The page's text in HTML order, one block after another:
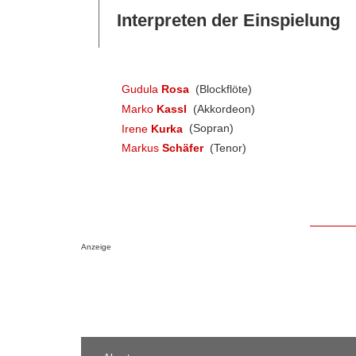
Interpreten der Einspielung
Gudula Rosa (Blockflöte)
Marko Kassl
(Akkordeon)
Irene Kurka (Sopran)
Markus Schäfer (Tenor)
Anzeige